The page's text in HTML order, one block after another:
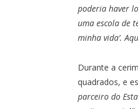
poderia haver
uma escola de
minha vida’.
Durante a
quadrados, e
parceiro do